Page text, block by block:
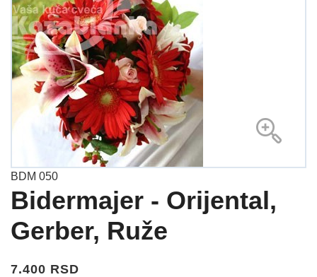
BDM 050
Bidermajer - Orijental,
Gerber, Ruže
7.400 RSD